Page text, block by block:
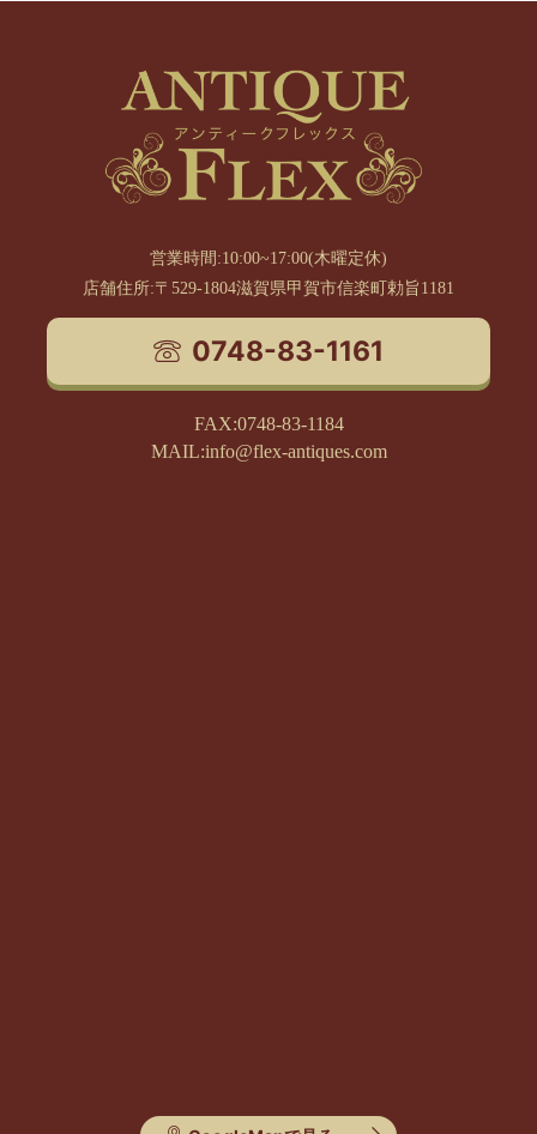
営業時間:10:00~17:00(木曜定休)
店舗住所:〒529-1804滋賀県甲賀市信楽町勅旨1181
0748-83-1161
FAX:0748-83-1184
MAIL:info@flex-antiques.com